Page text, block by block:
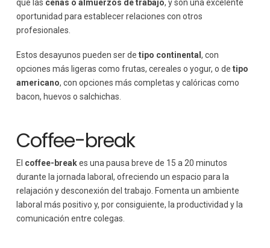
que las cenas o almuerzos de trabajo, y son una excelente
oportunidad para establecer relaciones con otros
profesionales.
Estos desayunos pueden ser de tipo continental , con
opciones más ligeras como frutas, cereales o yogur, o de tipo
americano, con opciones más completas y calóricas como
bacon, huevos o salchichas.
Coffee-break
El coffee-breakes una pausa breve de 15 a 20 minutos
durante la jornada laboral, ofreciendo un espacio para la
relajación y desconexión del trabajo. Fomenta un ambiente
laboral más positivo y, por consiguiente, la productividad y la
comunicación entre colegas.